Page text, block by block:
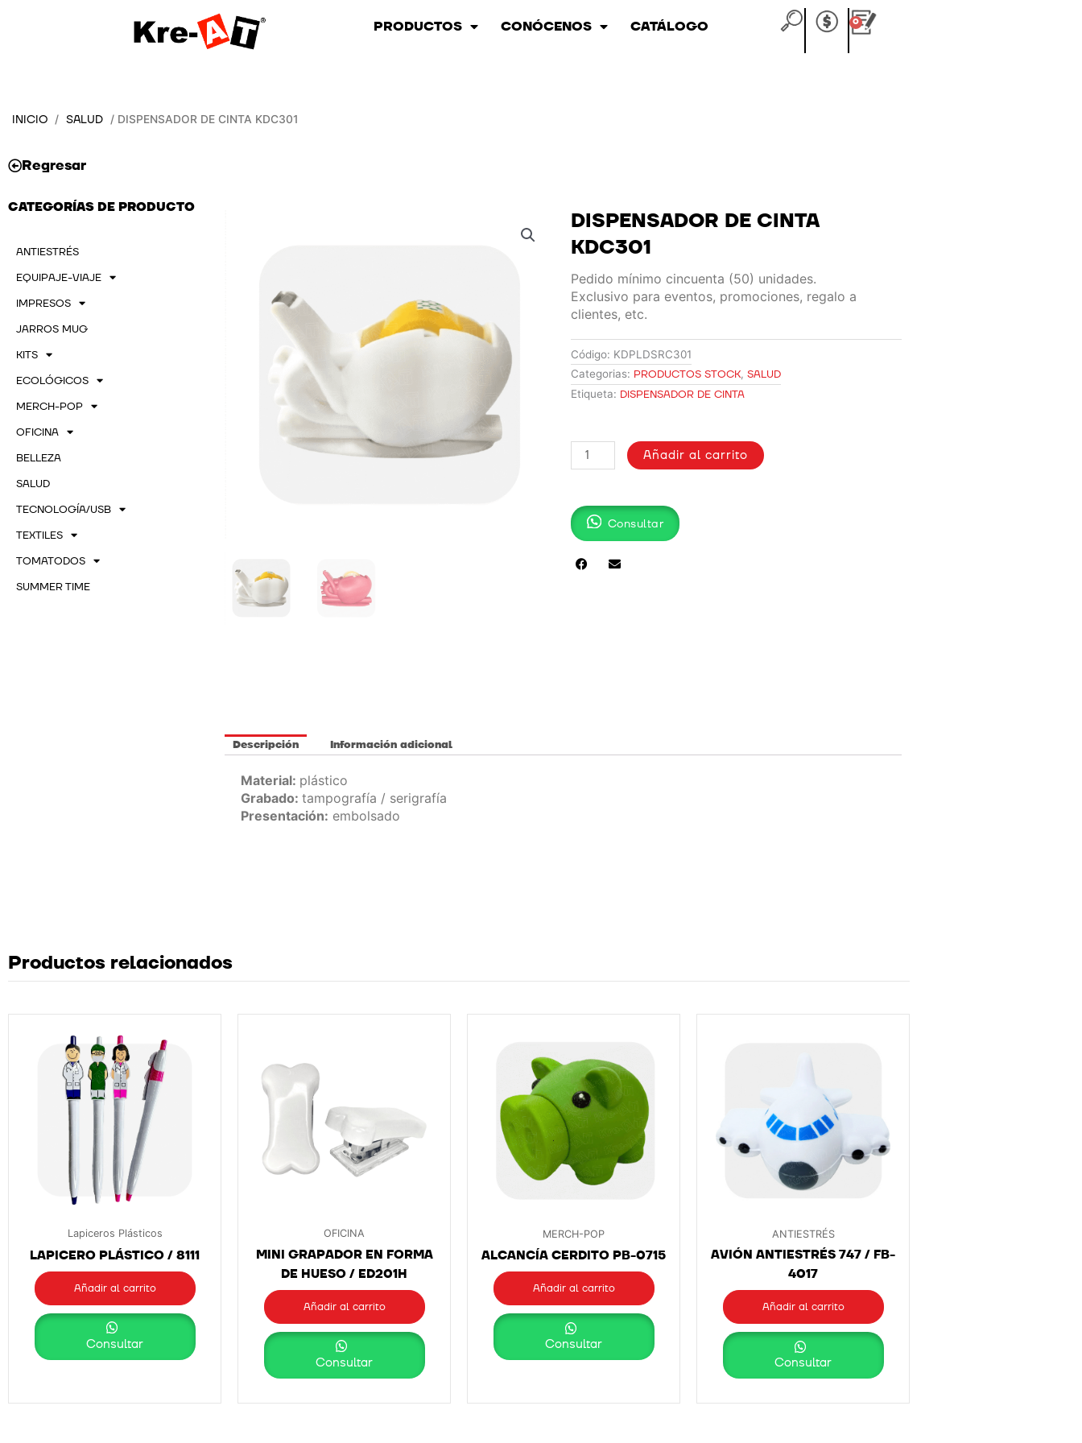
PRODUCTOS CONÓCENOS CATÁLOGO 0
Carrito
INICIO / SALUD / DISPENSADOR DE CINTA KDC301
Regresar
CATEGORÍAS DE PRODUCTO
ANTIESTRÉS
EQUIPAJE-VIAJE
IMPRESOS
JARROS MUG
KITS
ECOLÓGICOS
MERCH-POP
OFICINA
BELLEZA
SALUD
TECNOLOGÍA/USB
TEXTILES
TOMATODOS
SUMMER TIME
DISPENSADOR DE CINTA
KDC301
Pedido mínimo cincuenta (50) unidades.
Exclusivo para eventos, promociones, regalo a
clientes, etc.
Código: KDPLDSRC301
Categorias: PRODUCTOS STOCK,SALUD
Etiqueta: DISPENSADOR DE CINTA
DISPENSADOR
DE
cantidad
Añadir al carrito
Consultar
Descripción Información adicional
Material: plástico
Grabado: tampografía / serigrafía
Presentación: embolsado
Productos relacionados
Lapiceros Plásticos
LAPICERO PLÁSTICO / 8111
Añadir al carrito
Consultar
OFICINA
MINI GRAPADOR EN FORMA
DE HUESO / ED201H
Añadir al carrito
Consultar
MERCH-POP
ALCANCÍA CERDITO PB-0715
Añadir al carrito
Consultar
ANTIESTRÉS
AVIÓN ANTIESTRÉS 747 / FB-
4017
Añadir al carrito
Consultar